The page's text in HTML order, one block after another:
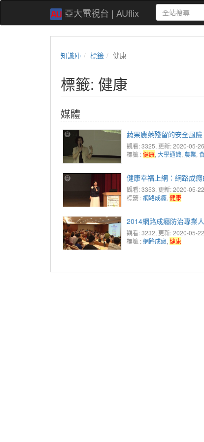
亞大電視台 | AUflix
知識庫 標籤 健康
標籤: 健康
媒體
蔬果農藥殘留的安全風險
觀看: 3325, 更新: 2020-05-
標籤 :健康, 大學通識, 農業,
健康幸福上網：網路成
觀看: 3353, 更新: 2020-05-
標籤 :網路成癮, 健康
2014網路成癮防治專業
觀看: 3232, 更新: 2020-05-
標籤 :網路成癮, 健康